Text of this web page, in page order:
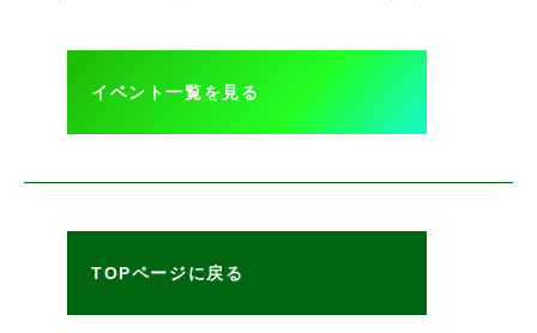
イベント一覧を見る
TOPページに戻る